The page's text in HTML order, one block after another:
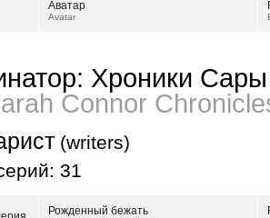
Аватар
Avatar
Хроники
Connor
(writers)
31
Рожденный бежать